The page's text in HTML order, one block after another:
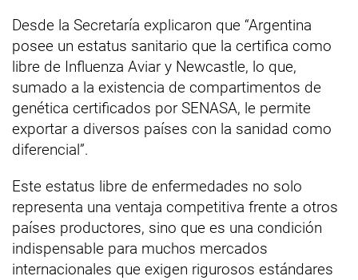
Desde la Secretaría explicaron que “Argentina
posee un estatus sanitario que la certifica como
libre de Influenza Aviar y Newcastle, lo que,
sumado a la existencia de compartimentos de
genética certificados por SENASA, le permite
exportar a diversos países con la sanidad como
diferencial”.
Este estatus libre de enfermedades no solo
representa una ventaja competitiva frente a otros
países productores, sino que es una condición
indispensable para muchos mercados
internacionales que exigen rigurosos estándares